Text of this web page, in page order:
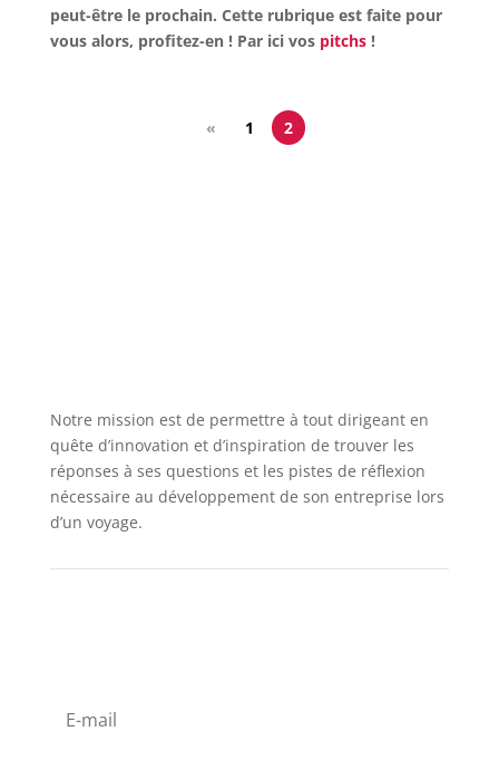
peut-être le prochain. Cette rubrique est faite pour
vous alors, profitez-en ! Par ici vos pitchs!
« 1 2
Notre mission est de permettre à tout dirigeant en
quête d’innovation et d’inspiration de trouver les
réponses à ses questions et les pistes de réflexion
nécessaire au développement de son entreprise lors
d’un voyage.